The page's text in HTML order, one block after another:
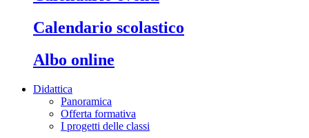
calendario scolastico
albo online
Didattica
Panoramica
Offerta formativa
I progetti delle classi